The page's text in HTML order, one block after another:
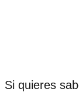
Si quieres